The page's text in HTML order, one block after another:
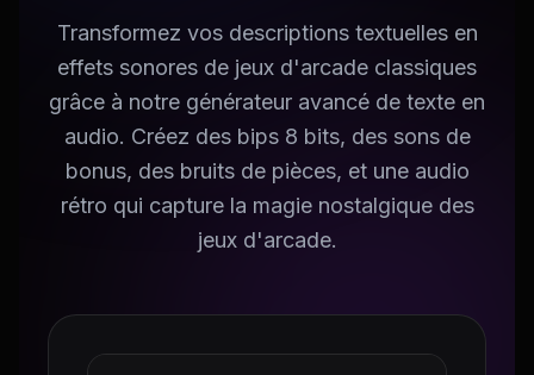
Transformez vos descriptions textuelles en
effets sonores de jeux d'arcade classiques
grâce à notre générateur avancé de texte en
audio. Créez des bips 8 bits, des sons de
bonus, des bruits de pièces, et une audio
rétro qui capture la magie nostalgique des
jeux d'arcade.